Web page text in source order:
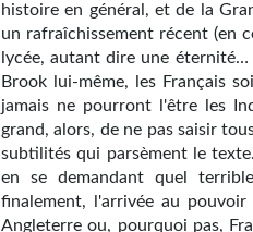
histoire en général, et de la
un rafraîchissement récent (en
lycée, autant dire une
Brook lui-même, les Français
jamais ne pourront l'être les
grand, alors, de ne pas saisir
subtilités qui parsèment le
en se demandant quel
finalement, l'arrivée au pouvoir
Angleterre ou, pourquoi pas,